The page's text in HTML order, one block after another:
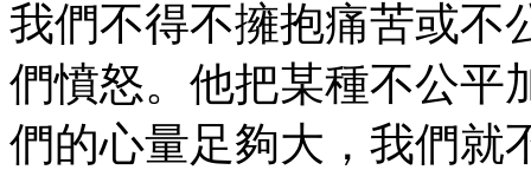
我們不得不擁抱痛苦或不
們憤怒。他把某種不公平
們的心量足夠大，我們就